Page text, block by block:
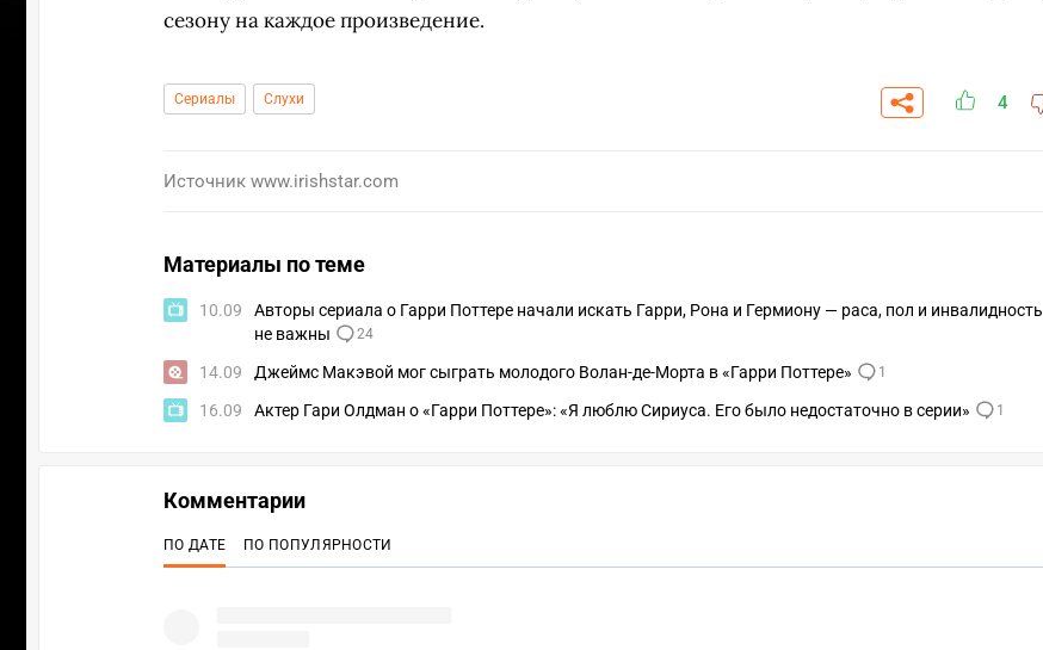
сезону на каждое произведение.
Сериалы Слухи 4
Источник www.irishstar.com
Материалы по теме
10.09
Авторы сериала о Гарри Поттере начали искать Гарри, Рона и Гермиону — раса, пол и инвалидность
не важны
24
14.09 Джеймс Макэвой мог сыграть молодого Волан-де-Морта в «Гарри Поттере» 1
16.09 Актер Гари Олдман о «Гарри Поттере»: «Я люблю Сириуса. Его было недостаточно в серии» 1
ПЕРЕЙТИ ВЫБРАТЬ
СКАЧАТЬ НА
ANDROID
Комментарии
ПО ДАТЕ ПО ПОПУЛЯРНОСТИ